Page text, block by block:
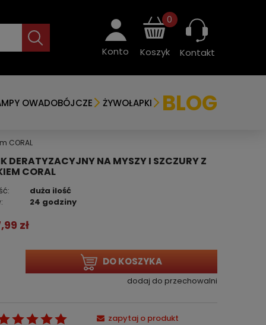
Konto Koszyk
0
Kontakt
OWADOBÓJCZE ŻYWOŁAPKI BLOG
CORAL
DERATYZACYJNY NA MYSZY I SZCZURY Z
CORAL
duża ilość
24 godziny
zł
DO KOSZYKA
dodaj do przechowalni
zapytaj o produkt